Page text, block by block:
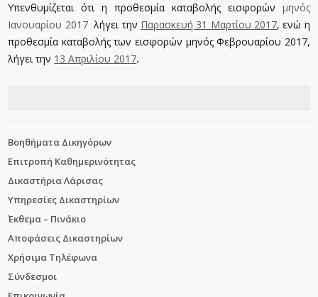
Υπενθυμίζεται ότι η προθεσμία καταβολής εισφορών μηνός
Ιανουαρίου 2017λήγει την Παρασκευή 31 Μαρτίου 2017, ενώ η
προθεσμία καταβολής των εισφορών μηνός Φεβρουαρίου 2017,
λήγει την 13 Απριλίου 2017.
Βοηθήματα Δικηγόρων
Επιτροπή Καθημερινότητας
Δικαστήρια Λάρισας
Υπηρεσίες Δικαστηρίων
Έκθεμα – Πινάκιο
Αποφάσεις Δικαστηρίων
Χρήσιμα Τηλέφωνα
Σύνδεσμοι